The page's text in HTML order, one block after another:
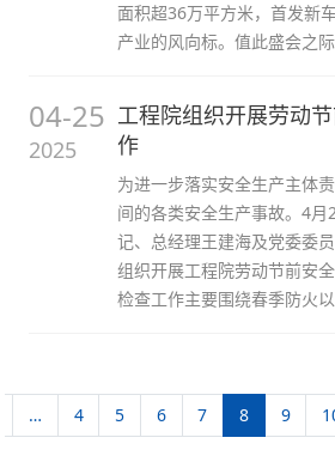
面积超36万平方米，首发新
产业的风向标。值此盛会之
04-25
2025
工程院组织开展劳动
作
为进一步落实安全生产主体
间的各类安全生产事故。4
记、总经理王建海及党委委
组织开展工程院劳动节前安
检查工作主要围绕春季防火
… 4 5 6 7 8 9